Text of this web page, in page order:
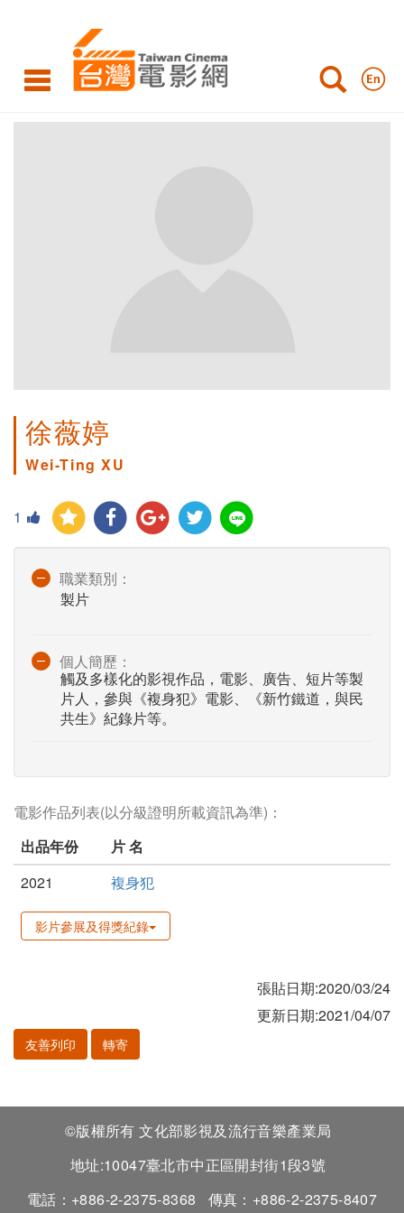
徐薇婷
Wei-Ting XU
1
職業類別：
製片
個人簡歷：
觸及多樣化的影視作品，電影、廣告、短片等製
片人，參與《複身犯》電影、《新竹鐵道，與民
共生》紀錄片等。
電影作品列表(以分級證明所載資訊為準)：
出品年份
片 名
2021
複身犯
影片參展及得獎紀錄
張貼日期:2020/03/24
更新日期:2021/04/07
友善列印 轉寄
©版權所有 文化部影視及流行音樂產業局
地址:10047臺北市中正區開封街1段3號
電話：+886-2-2375-8368
傳真：+886-2-2375-8407